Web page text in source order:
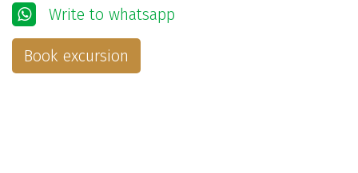
Write to whatsapp
Book excursion